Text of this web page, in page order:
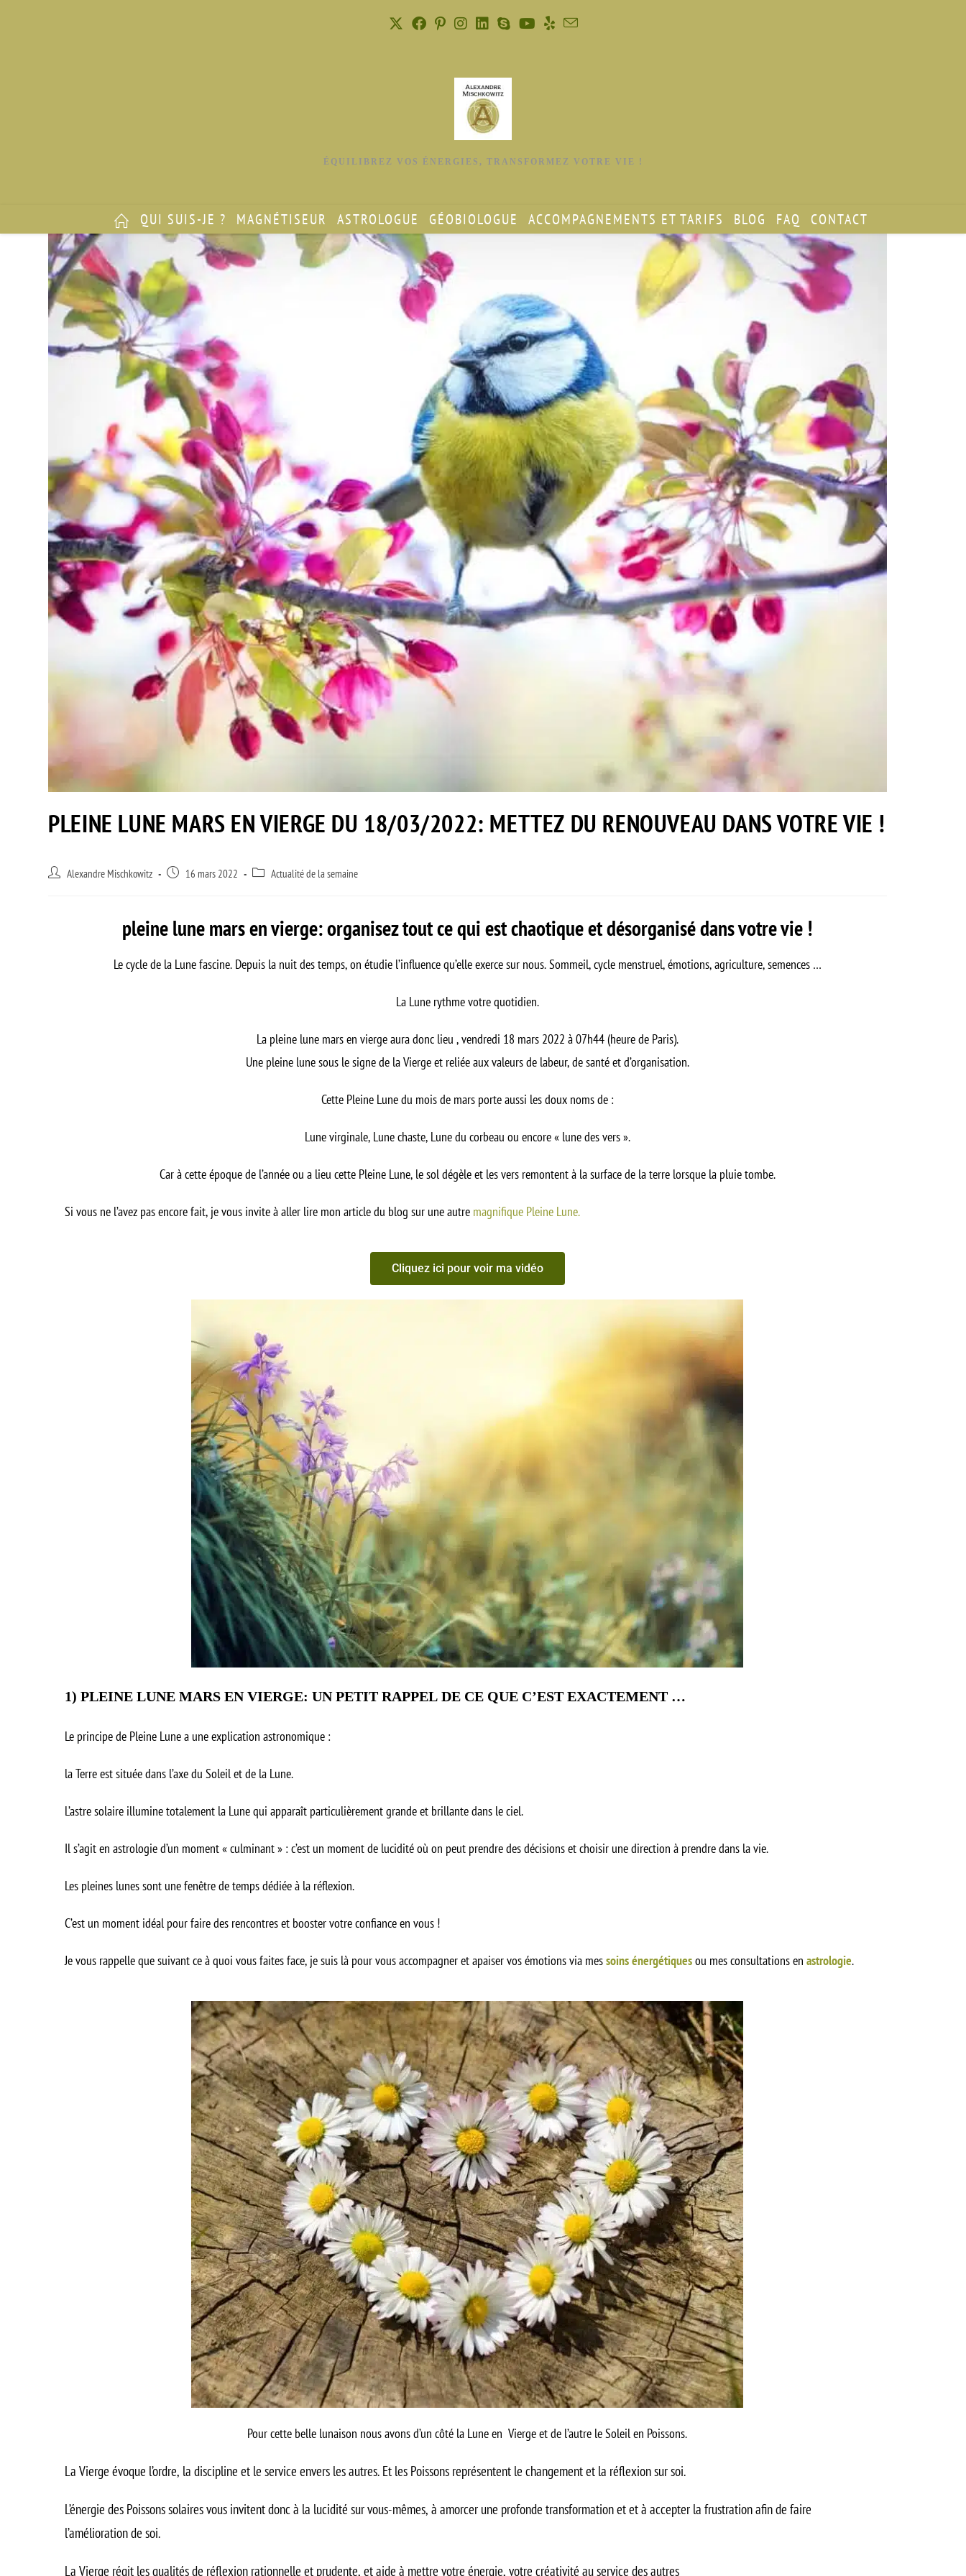
ÉQUILIBREZ VOS ÉNERGIES, TRANSFORMEZ VOTRE VIE !
QUI SUIS-JE ? MAGNÉTISEUR ASTROLOGUE GÉOBIOLOGUE ACCOMPAGNEMENTS ET TARIFS BLOG FAQ CONTACT
PLEINE LUNE MARS EN VIERGE DU 18/03/2022: METTEZ DU RENOUVEAU DANS VOTRE VIE !
Alexandre Mischkowitz 16 mars 2022 Actualité de la semaine
pleine lune mars en vierge: organisez tout ce qui est chaotique et désorganisé dans votre vie !
Le cycle de la Lune fascine. Depuis la nuit des temps, on étudie l’influence qu’elle exerce sur nous. Sommeil, cycle menstruel, émotions, agriculture, semences …
La Lune rythme votre quotidien.
La pleine lune mars en viergeaura donc lieu , vendredi 18 mars 2022 à 07h44 (heure de Paris).
Une pleine lune sous le signe de la Vierge et reliée aux valeurs de labeur, de santé et d’organisation.
Cette Pleine Lune du mois de mars porte aussi les doux noms de :
Lune virginale, Lune chaste, Lune du corbeau ou encore « lune des vers ».
Car à cette époque de l’année ou a lieu cette Pleine Lune, le sol dégèle et les vers remontent à la surface de la terre lorsque la pluie tombe.
Si vous ne l’avez pas encore fait, je vous invite à aller lire mon article du blog sur une autre magnifique Pleine Lune.
Cliquez ici pour voir ma vidéo
1)PLEINE LUNE MARS EN VIERGE: UN PETIT RAPPEL DE CE QUE C’EST EXACTEMENT …
Le principe de Pleine Lune a une explication astronomique :
la Terre est située dans l’axe du Soleil et de la Lune.
L’astre solaire illumine totalement la Lune qui apparaît particulièrement grande et brillante dans le ciel.
Il s’agit en astrologie d’un moment « culminant » : c’est un moment de lucidité où on peut prendre des décisions et choisir une direction à prendre dans la vie.
Les pleines lunes sont une fenêtre de temps dédiée à la réflexion.
C’est un moment idéal pour faire des rencontres et booster votre confiance en vous !
Je vous rappelle que suivant ce à quoi vous faites face, je suis là pour vous accompagner et apaiser vos émotions via messoins énergétiquesou mes consultations enastrologie.
Pour cette belle lunaison nous avons d’un côté la Lune en Vierge et de l’autre le Soleil en Poissons.
La Vierge évoque l’ordre, la discipline et le service envers les autres. Et les Poissons représentent le changement et la réflexion sur soi.
L’énergie des Poissons solaires vous invitent donc à la lucidité sur vous-mêmes, à amorcer une profonde transformation et et à accepter la frustration afin de faire
l’amélioration de soi.
La Vierge régit les qualités de réflexion rationnelle et prudente, et aide à mettre votre énergie, votre créativité au service des autres